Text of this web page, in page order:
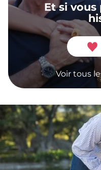
Et si
Voir tous